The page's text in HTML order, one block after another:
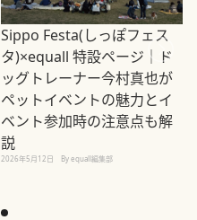
Sippo Festa(しっぽフェス
タ)×equall 特設ページ｜ド
ッグトレーナー今村真也が
ペットイベントの魅力とイ
ベント参加時の注意点も解
説
2026年5月12日 By equall編集部